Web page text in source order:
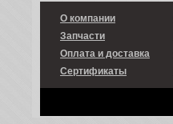
О компании
Запчасти
Оплата и доставка
Сертификаты